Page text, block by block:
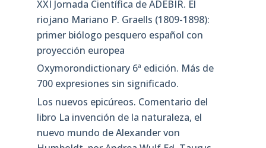
XXI Jornada Científica de ADEBIR. El
riojano Mariano P. Graells (1809-1898):
primer biólogo pesquero español con
proyección europea
Oxymorondictionary 6ª edición. Más de
700 expresiones sin significado.
Los nuevos epicúreos. Comentario del
libro La invención de la naturaleza, el
nuevo mundo de Alexander von